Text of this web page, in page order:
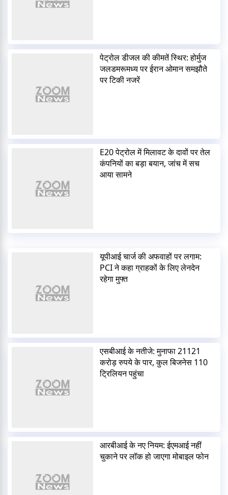
पेट्रोल डीजल की कीमतें स्थिर: होर्मुज
जलडमरूमध्य पर ईरान ओमान समझौते
पर टिकी नजरें
E20 पेट्रोल में मिलावट के दावों पर तेल
कंपनियों का बड़ा बयान, जांच में सच
आया सामने
यूपीआई चार्ज की अफवाहों पर लगाम:
PCI ने कहा ग्राहकों के लिए लेनदेन
रहेगा मुफ्त
एसबीआई के नतीजे: मुनाफा 21121
करोड़ रुपये के पार, कुल बिजनेस 110
ट्रिलियन पहुंचा
आरबीआई के नए नियम: ईएमआई नहीं
चुकाने पर लॉक हो जाएगा मोबाइल फोन